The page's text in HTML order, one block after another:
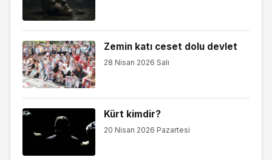
Zemin katı ceset dolu devlet
28 Nisan 2026 Salı
Kürt kimdir?
20 Nisan 2026 Pazartesi